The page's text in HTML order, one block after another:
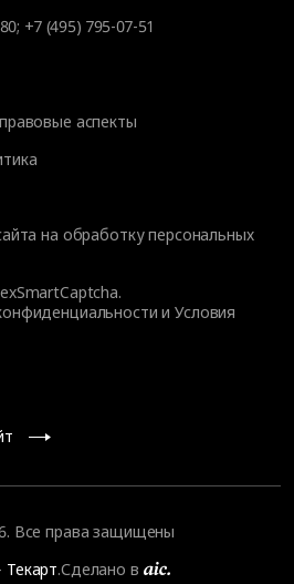
; +7 (495) 795-07-51
аспекты
на обработку персональных
иУсловия
Все права защищены
Текарт.Сделано в